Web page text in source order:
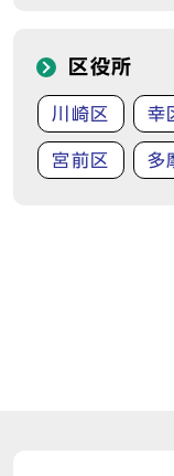
区役所
川崎区 幸
宮前区 多